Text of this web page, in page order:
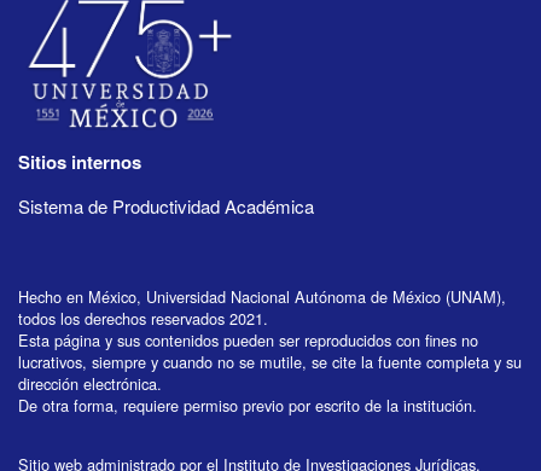
Sitios internos
Sistema de Productividad Académica
Hecho en México, Universidad Nacional Autónoma de México (UNAM),
todos los derechos reservados 2021.
Esta página y sus contenidos pueden ser reproducidos con fines no
lucrativos, siempre y cuando no se mutile, se cite la fuente completa y su
dirección electrónica.
De otra forma, requiere permiso previo por escrito de la institución.
Sitio web administrado por el Instituto de Investigaciones Jurídicas.